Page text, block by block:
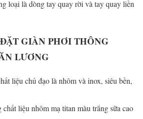
loại là dòng tay quay rời và tay quay liền
GIÀN PHƠI THÔNG
LƯƠNG
liệu chủ đạo là nhôm và inox, siêu bền,
liệu nhôm mạ titan màu trắng sữa cao